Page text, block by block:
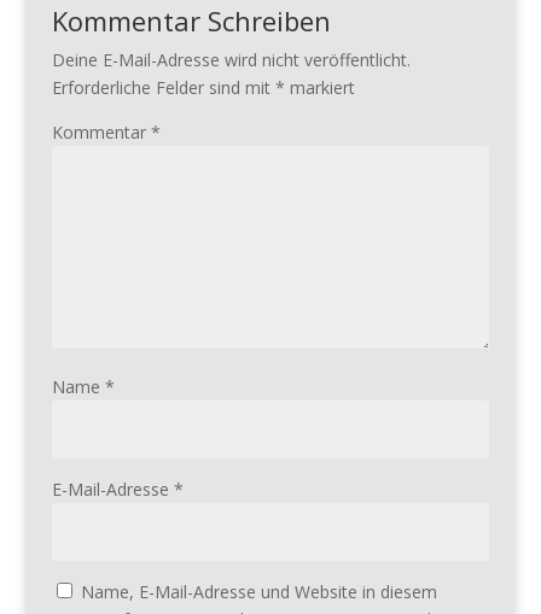
Kommentar Schreiben
Deine E-Mail-Adresse wird nicht veröffentlicht.
Erforderliche Felder sind mit * markiert
Kommentar *
Name *
E-Mail-Adresse *
Name, E-Mail-Adresse und Website in diesem